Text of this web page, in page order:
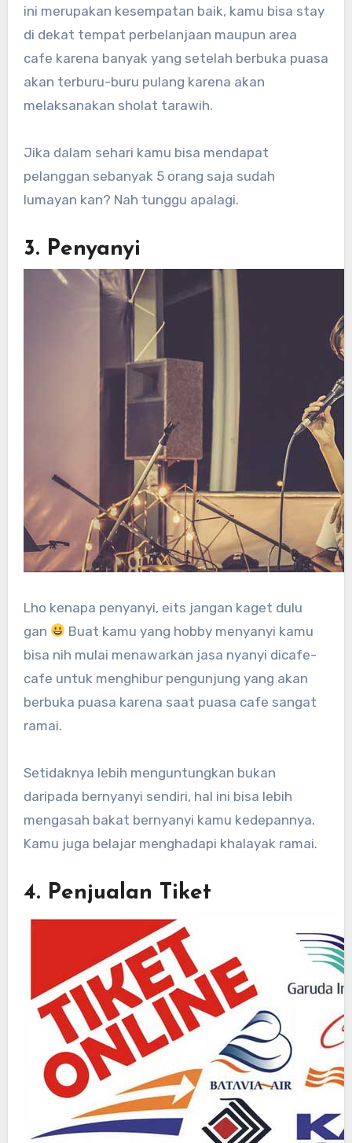
ini merupakan kesempatan baik, kamu bisa stay
di dekat tempat perbelanjaan maupun area
cafe karena banyak yang setelah berbuka puasa
akan terburu-buru pulang karena akan
melaksanakan sholat tarawih.
Jika dalam sehari kamu bisa mendapat
pelanggan sebanyak 5 orang saja sudah
lumayan kan? Nah tunggu apalagi.
3. Penyanyi
Lho kenapa penyanyi, eits jangan kaget dulu
gan
Buat kamu yang hobby menyanyi kamu
bisa nih mulai menawarkan jasa nyanyi dicafe-
cafe untuk menghibur pengunjung yang akan
berbuka puasa karena saat puasa cafe sangat
ramai.
Setidaknya lebih menguntungkan bukan
daripada bernyanyi sendiri, hal ini bisa lebih
mengasah bakat bernyanyi kamu kedepannya.
Kamu juga belajar menghadapi khalayak ramai.
4. Penjualan Tiket